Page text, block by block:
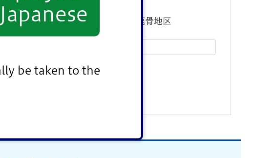
be taken to the
小岩地区 東部地区 鹿骨地区